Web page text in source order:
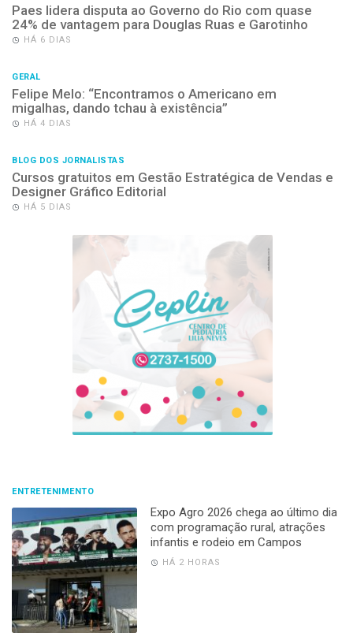
Paes lidera disputa ao Governo do Rio com quase
24% de vantagem para Douglas Ruas e Garotinho
HÁ 6 DIAS
GERAL
Felipe Melo: “Encontramos o Americano em
migalhas, dando tchau à existência”
HÁ 4 DIAS
BLOG DOS JORNALISTAS
Cursos gratuitos em Gestão Estratégica de Vendas e
Designer Gráfico Editorial
HÁ 5 DIAS
ENTRETENIMENTO
Expo Agro 2026 chega ao último dia
com programação rural, atrações
infantis e rodeio em Campos
HÁ 2 HORAS